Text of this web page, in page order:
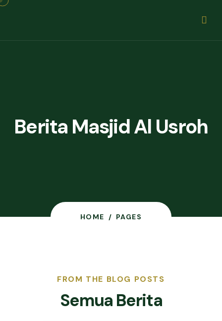
Berita Masjid Al Usroh
HOME / PAGES
FROM THE BLOG POSTS
Semua Berita